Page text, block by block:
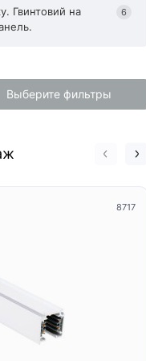
Гвинтовий на
6
Выберите фильтры
8717